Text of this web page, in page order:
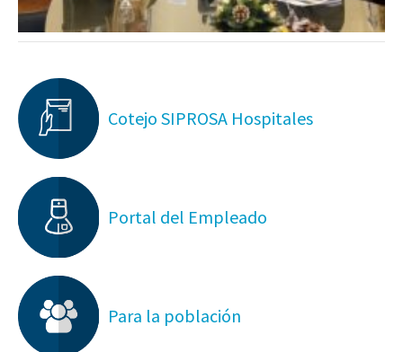
Cotejo SIPROSA Hospitales
Portal del Empleado
Para la población